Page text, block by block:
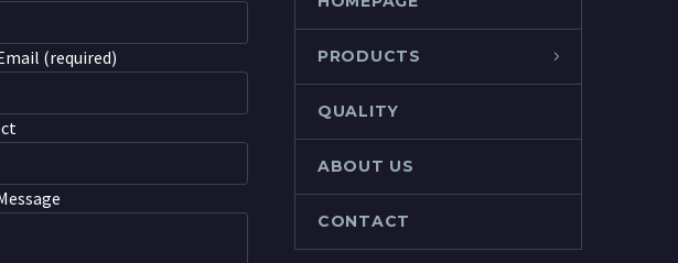
(required) PRODUCTS
QUALITY
ABOUT US
CONTACT